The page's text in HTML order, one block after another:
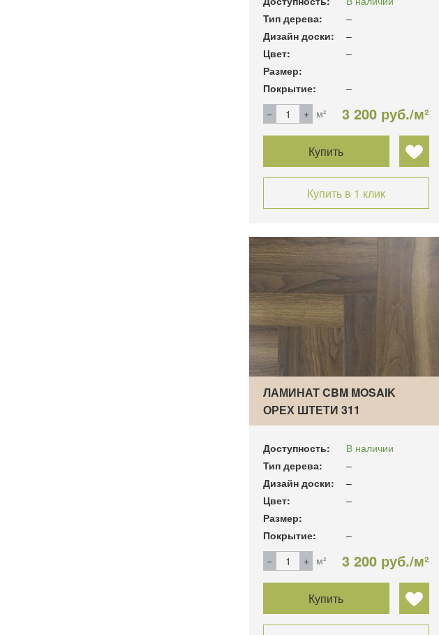
Тип дерева:
–
Дизайн доски:
–
Цвет:
–
Размер:
Покрытие:
–
м²
3 200 руб./м²
Купить
Купить в 1 клик
ЛАМИНАТ CBM MOSAIK
ОРЕХ ШТЕТИ 311
ВЕНГЕРСК…
Доступность:
В наличии
Тип дерева:
–
Дизайн доски:
–
Цвет:
–
Размер:
Покрытие:
–
м²
3 200 руб./м²
Купить